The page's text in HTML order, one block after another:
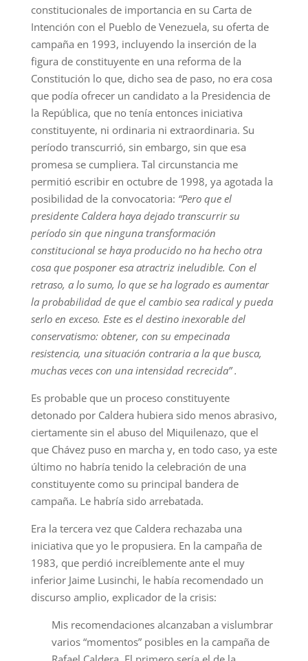
constitucionales de importancia en su Carta de
Intención con el Pueblo de Venezuela, su oferta de
campaña en 1993, incluyendo la inserción de la
figura de constituyente en una reforma de la
Constitución lo que, dicho sea de paso, no era cosa
que podía ofrecer un candidato a la Presidencia de
la República, que no tenía entonces iniciativa
constituyente, ni ordinaria ni extraordinaria. Su
período transcurrió, sin embargo, sin que esa
promesa se cumpliera. Tal circunstancia me
permitió escribir en octubre de 1998, ya agotada la
posibilidad de la convocatoria: “Pero que el
presidente Caldera haya dejado transcurrir su
período sin que ninguna transformación
constitucional se haya producido no ha hecho otra
cosa que posponer esa atractriz ineludible. Con el
retraso, a lo sumo, lo que se ha logrado es aumentar
la probabilidad de que el cambio sea radical y pueda
serlo en exceso. Este es el destino inexorable del
conservatismo: obtener, con su empecinada
resistencia, una situación contraria a la que busca,
muchas veces con una intensidad recrecida” .
Es probable que un proceso constituyente
detonado por Caldera hubiera sido menos abrasivo,
ciertamente sin el abuso del Miquilenazo, que el
que Chávez puso en marcha y, en todo caso, ya este
último no habría tenido la celebración de una
constituyente como su principal bandera de
campaña. Le habría sido arrebatada.
Era la tercera vez que Caldera rechazaba una
iniciativa que yo le propusiera. En la campaña de
1983, que perdió increíblemente ante el muy
inferior Jaime Lusinchi, le había recomendado un
discurso amplio, explicador de la crisis:
Mis recomendaciones alcanzaban a vislumbrar
varios “momentos” posibles en la campaña de